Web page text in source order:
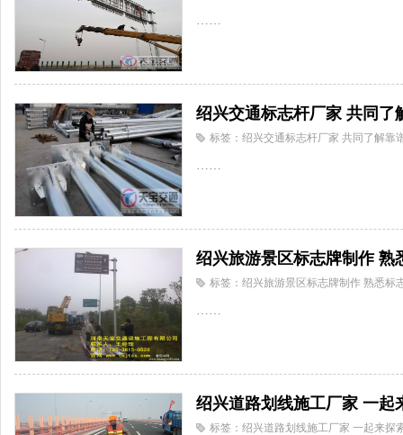
……
绍兴交通标志杆厂家 共同了
标签：绍兴交通标志杆厂家 共同了解靠
……
绍兴旅游景区标志牌制作 熟
标签：绍兴旅游景区标志牌制作 熟悉标
……
绍兴道路划线施工厂家 一起
标签：绍兴道路划线施工厂家 一起来探